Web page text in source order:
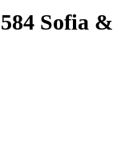
Sofia &